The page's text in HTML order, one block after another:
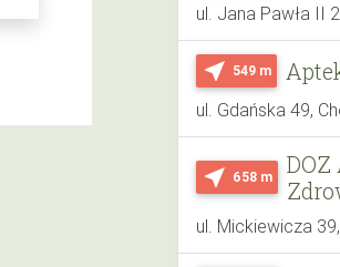
ul. Jana Pawła II
near_me 549 m
ul. Gdańska 49,
near_me 658 m
DOZ
ul. Mickiewicza